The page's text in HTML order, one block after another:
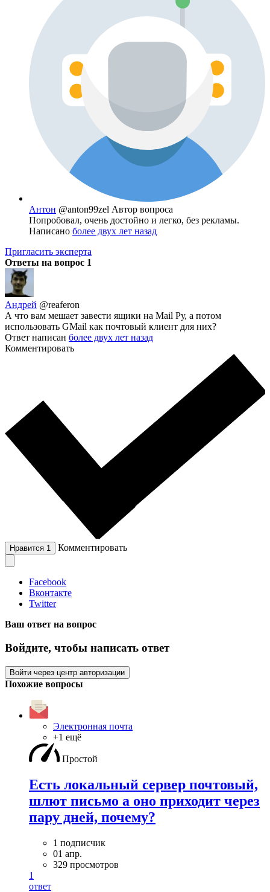
Антон @anton99zel Автор вопроса
Попробовал, очень достойно и легко, без рекламы.
Написано более двух лет назад
Пригласить эксперта
Ответы на вопрос 1
Андрей @reaferon
А что вам мешает завести ящики на Mail Ру, а потом
использовать GMail как почтовый клиент для них?
Ответ написан более двух лет назад
Комментировать
Нравится 1 Комментировать
Facebook
Вконтакте
Twitter
Ваш ответ на вопрос
Войдите, чтобы написать ответ
Войти через центр авторизации
Похожие вопросы
Электронная почта
+1 ещё
Простой
Есть локальный сервер почтовый,
шлют письмо а оно приходит через
пару дней, почему?
1 подписчик
01 апр.
329 просмотров
1
ответ